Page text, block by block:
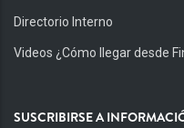
Directorio Interno
Videos ¿Cómo llegar desde
SUSCRIBIRSE A